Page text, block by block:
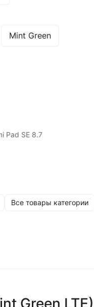
Mint Green
Pad SE 8.7
Все товары категории
Green LTE)